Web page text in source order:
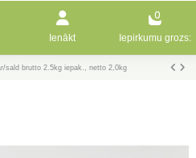
Ienākt
0
Iepirkumu grozs:
sald brutto 2.5kg iepak., netto 2,0kg